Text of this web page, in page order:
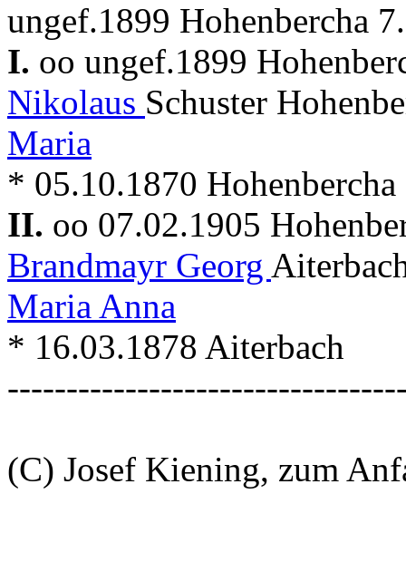
ungef.1899 Hohenbercha
I. oo ungef.1899
Nikolaus Schuster
Maria
* 05.10.1870
II. oo 07.02.1905
Brandmayr Georg
Maria Anna
* 16.03.1878 Aiterbach
(C) Josef Kiening, zum